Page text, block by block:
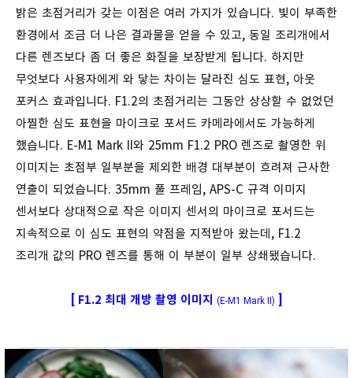
밝은 초점거리가 갖는 이점은 여러 가지가 있습니다. 빛이 부족한
환경에서 조금 더 나은 결과물을 얻을 수 있고, 동일 조리개에서
다른 렌즈보다 좀 더 좋은 화질을 보장받게 됩니다. 하지만
무엇보다 사용자에게 와 닿는 차이는 달라진 심도 표현, 아웃
포커스 효과입니다. F1.2의 초점거리는 그동안 상상할 수 없었던
아찔한 심도 표현을 마이크로 포서드 카메라에서도 가능하게
했습니다. E-M1 Mark II와 25mm F1.2 PRO 렌즈로 촬영한 위
이미지는 초점부 일부분을 제외한 배경 대부분이 흐려져 근사한
연출이 되었습니다. 35mm 풀 프레임, APS-C 규격 이미지
센서보다 상대적으로 작은 이미지 센서의 마이크로 포서드는
지속적으로 이 심도 표현의 약점을 지적받아 왔는데, F1.2
조리개 값의 PRO 렌즈를 통해 이 부분이 일부 상쇄됐습니다.
[ F1.2 최대 개방 촬영 이미지 (E-M1 Mark II ) ]